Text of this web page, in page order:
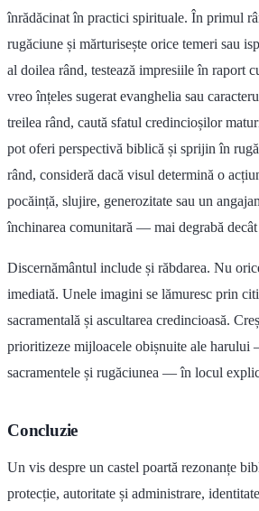
înrădăcinat în practici spirituale. În primul
rugăciune și mărturisește orice temeri sau
al doilea rând, testează impresiile în raport
vreo înțeles sugerat evanghelia sau
treilea rând, caută sfatul credincioșilor
pot oferi perspectivă biblică și sprijin în
rând, consideră dacă visul determină o
pocăință, slujire, generozitate sau un
închinarea comunitară — mai degrabă
Discernământul include și răbdarea. Nu
imediată. Unele imagini se lămuresc prin
sacramentală și ascultarea credincioasă.
prioritizeze mijloacele obișnuite ale
sacramentele și rugăciunea — în locul
Concluzie
Un vis despre un castel poartă rezonanțe
protecție, autoritate și administrare,